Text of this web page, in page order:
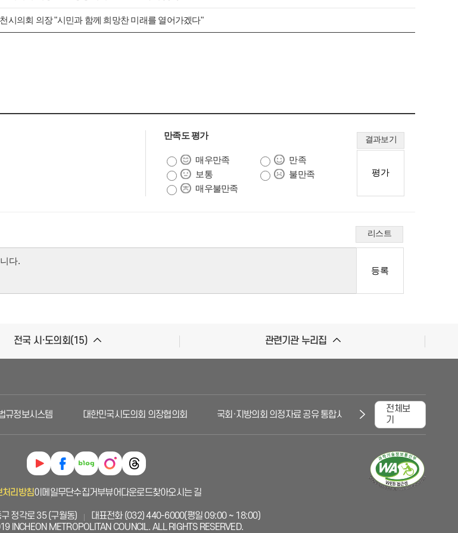
시의회 의장 "시민과 함께 희망찬 미래를 열어가겠다"
만족도 평가 결과보기
매우만족
만족
보통
불만족
매우불만족
리스트
전국 시·도의회(15) 관련기관 누리집
정보시스템 대한민국시도의회 의장협의회 국회·지방의회 의정자료 공유 통합시스템 대한민국국회
전체보
기
처리방침이메일무단수집거부뷰어다운로드찾아오시는 길
정각로 35 (구월동)
대표전화 (032) 440-6000(평일 09:00 ~ 18:00)
INCHEON METROPOLITAN COUNCIL. ALL RIGHTS RESERVED.